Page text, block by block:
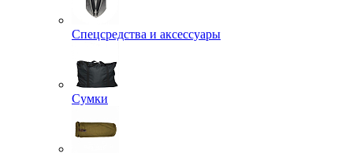
Спецсредства и аксессуары
Сумки